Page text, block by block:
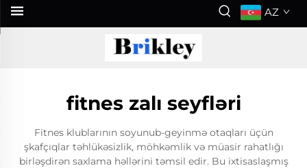
AZ
fitnes zalı seyfləri
Fitnes klublarının soyunub-geyinmə otaqları üçün
şkafçıqlar təhlükəsizlik, möhkəmlik və müasir rahatlığı
birləşdirən saxlama həllərini təmsil edir. Bu ixtisaslaşmış